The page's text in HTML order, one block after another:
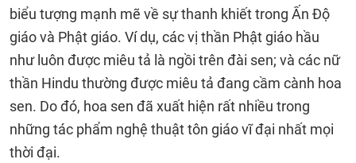
biểu tượng mạnh mẽ về sự thanh khiết trong Ấn Độ
giáo và Phật giáo. Ví dụ, các vị thần Phật giáo hầu
như luôn được miêu tả là ngồi trên đài sen; và các nữ
thần Hindu thường được miêu tả đang cầm cành hoa
sen. Do đó, hoa sen đã xuất hiện rất nhiều trong
những tác phẩm nghệ thuật tôn giáo vĩ đại nhất mọi
thời đại.